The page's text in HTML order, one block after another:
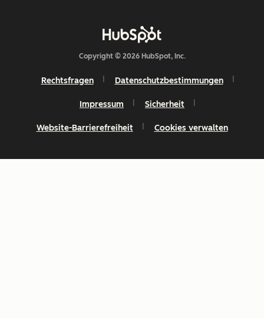
Copyright © 2026 HubSpot, Inc.
Rechtsfragen Datenschutzbestimmungen
Impressum Sicherheit
Website-Barrierefreiheit Cookies verwalten